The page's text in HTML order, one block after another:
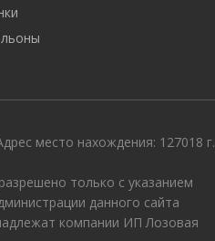
место нахождения: 127018 г.
только с указанием
данного сайта
компании ИП Лозовая